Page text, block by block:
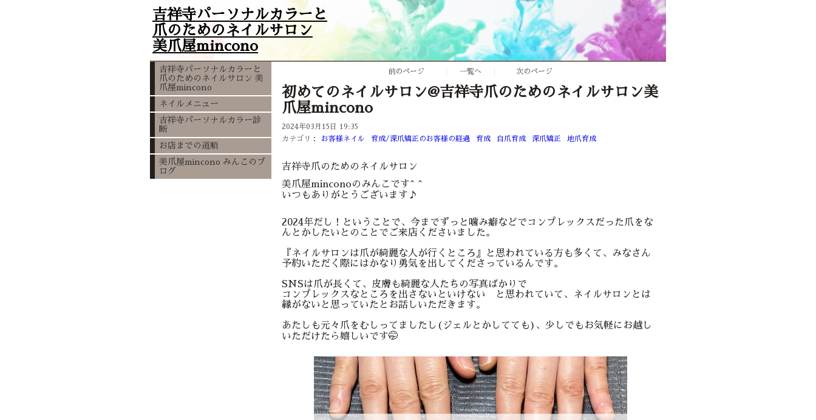
吉祥寺パーソナルカラーと
爪のためのネイルサロン
美爪屋mincono
前のページ 一覧へ 次のページ
初めてのネイルサロン@吉祥寺爪のためのネイルサロン美
爪屋mincono
2024年03月15日 19:35
カテゴリ：
お客様ネイル 育成/深爪矯正のお客様の経過 育成 自爪育成 深爪矯正 地爪育成
吉祥寺爪のためのネイルサロン
美爪屋minconoのみんこです^ ^
いつもありがとうございます♪
2024年だし！ということで、今までずっと噛み癖などでコンプレックスだった爪をな
んとかしたいとのことでご来店くださいました。
『ネイルサロンは爪が綺麗な人が行くところ』と思われている方も多くて、みなさん
予約いただく際にはかなり勇気を出してくださっているんです。
SNSは爪が長くて、皮膚も綺麗な人たちの写真ばかりで
コンプレックスなところを出さないといけない と思われていて、ネイルサロンとは
縁がないと思っていたとお話しいただきます。
あたしも元々爪をむしってましたし(ジェルとかしてても)、少しでもお気軽にお越し
いただけたら嬉しいです🤭
吉祥寺パーソナルカラーと
爪のためのネイルサロン 美
爪屋mincono
ネイルメニュー
吉祥寺パーソナルカラー診
断
お店までの道順
美爪屋mincono みんこのブ
ログ